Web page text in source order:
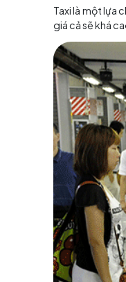
Xem thêm:
Tàu
Tàu điện
hoặc
nhìn tuyệt
Xe
Xe buýt
đến Vịnh
Xe taxi
Taxi là một
giá cả sẽ